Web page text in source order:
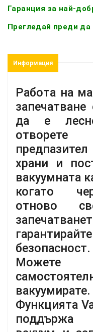
Гаранция за най-
Прегледай преди
Информация
Работа на
да е
храни и
вакуумната
когато
отново
безопасност.
Можете
вакуумирате.
Функцията
поддържа